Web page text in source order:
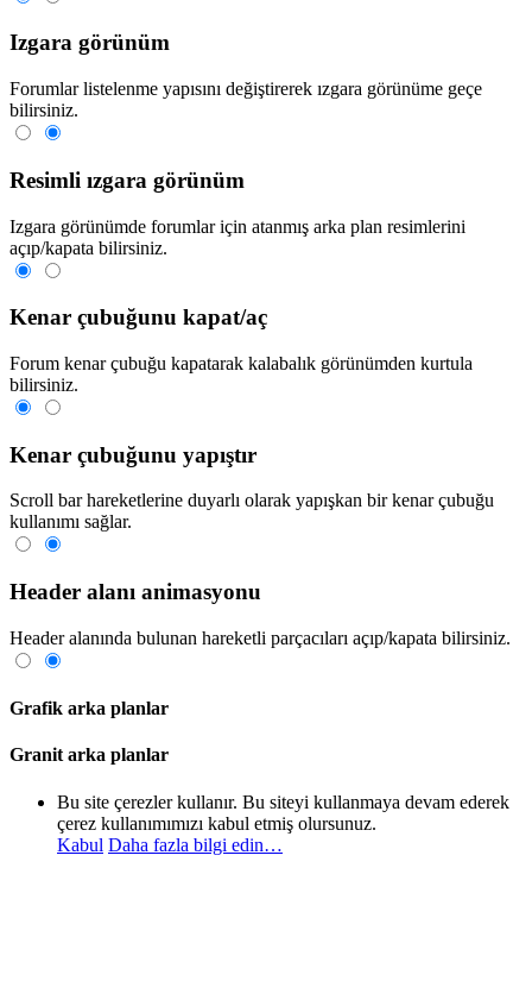
Izgara görünüm
Forumlar listelenme yapısını değiştirerek ızgara görünüme geçe
bilirsiniz.
Resimli ızgara görünüm
Izgara görünümde forumlar için atanmış arka plan resimlerini
açıp/kapata bilirsiniz.
Kenar çubuğunu kapat/aç
Forum kenar çubuğu kapatarak kalabalık görünümden kurtula
bilirsiniz.
Kenar çubuğunu yapıştır
Scroll bar hareketlerine duyarlı olarak yapışkan bir kenar çubuğu
kullanımı sağlar.
Header alanı animasyonu
Header alanında bulunan hareketli parçacıları açıp/kapata bilirsiniz.
Grafik arka planlar
Granit arka planlar
Bu site çerezler kullanır. Bu siteyi kullanmaya devam ederek
çerez kullanımımızı kabul etmiş olursunuz.
Kabul Daha fazla bilgi edin…